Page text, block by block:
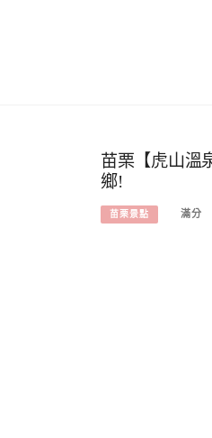
苗栗【虎山溫
鄉!
苗栗景點 滿分